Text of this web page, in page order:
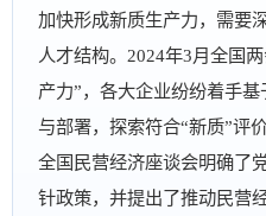
加快形成新质生产力，需要
人才结构。2024年3月全国
产力”，各大企业纷纷着手
与部署，探索符合“新质”评
全国民营经济座谈会明确了
针政策，并提出了推动民营